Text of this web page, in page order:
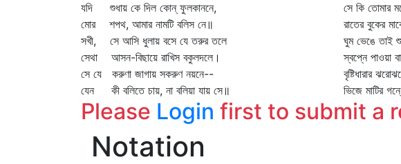
যদি শুধায় কে দিল কোন্‌ ফুলকাননে,
মোর শপথ, আমার নামটি বলিস নে॥
সখী, সে আসি ধুলায় বসে যে তরুর তলে
সেথা আসন-বিছায়ে রাখিস বকুলদলে।
সে যে করুণা জাগায় সকরুণ নয়নে--
যেন কী বলিতে চায়, না বলিয়া যায় সে॥
সে কি তোমার
রাতের বুকের
ঘুম ভেঙে তাই
স্বপ্নে পাওয়া
বৃষ্টিধারার
ভিজে মাটির
Please Login first to submit a
Notation